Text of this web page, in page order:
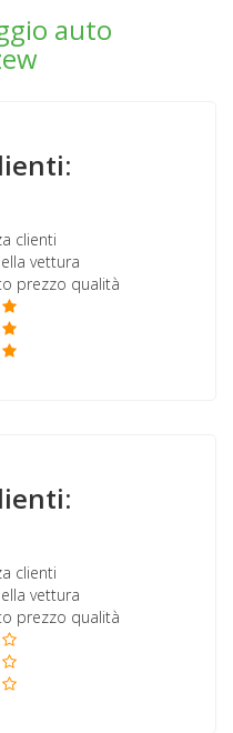
auto
clienti
vettura
prezzo qualità
clienti
vettura
prezzo qualità